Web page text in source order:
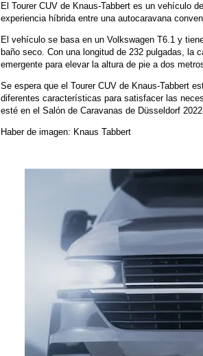
El Tourer CUV de Knaus-Tabbert es un vehículo
experiencia híbrida entre una autocaravana
El vehículo se basa en un Volkswagen T6.1 y
baño seco. Con una longitud de 232 pulgadas,
emergente para elevar la altura de pie a dos
Se espera que el Tourer CUV de Knaus-Tabbert
diferentes características para satisfacer las
esté en el Salón de Caravanas de Düsseldorf
Haber de imagen: Knaus Tabbert